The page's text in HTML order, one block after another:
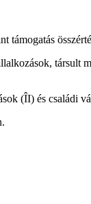
támogatás
társult
(ÎI) és családi